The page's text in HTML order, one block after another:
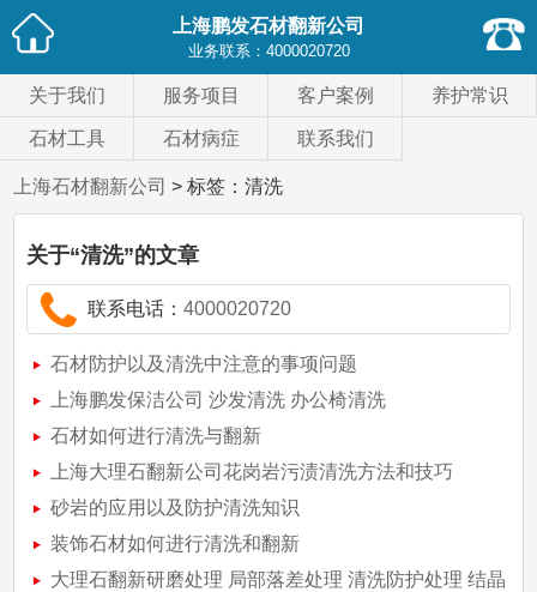
上海鹏发石材翻新公司
业务联系： 4000020720
关于我们 服务项目 客户案例 养护常识
石材工具 石材病症 联系我们
上海石材翻新公司 > 标签：清洗
关于“清洗”的文章
联系电话：4000020720
石材防护以及清洗中注意的事项问题
上海鹏发保洁公司 沙发清洗 办公椅清洗
石材如何进行清洗与翻新
上海大理石翻新公司花岗岩污渍清洗方法和技巧
砂岩的应用以及防护清洗知识
装饰石材如何进行清洗和翻新
大理石翻新研磨处理 局部落差处理 清洗防护处理 结晶